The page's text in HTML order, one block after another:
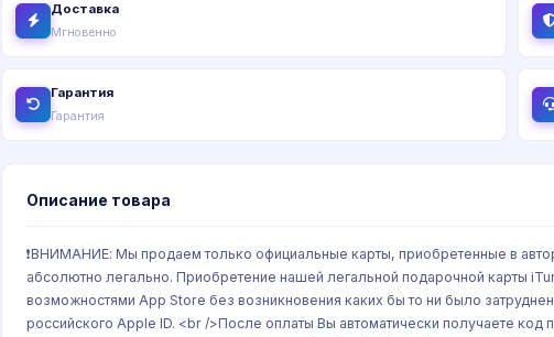
Доставка
Мгновенно
Гарантия
Гарантия
Описание товара
❗️ВНИМАНИЕ: Мы продаем только официальные карты, приобретенные в
абсолютно легально. Приобретение нашей легальной подарочной карты
возможностями App Store без возникновения каких бы то ни было
российского Apple ID. <br />После оплаты Вы автоматически получаете